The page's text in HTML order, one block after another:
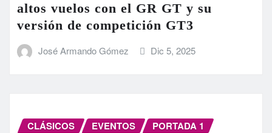
altos vuelos con el GR GT y su
versión de competición GT3
José Armando Gómez Dic 5, 2025
CLÁSICOS EVENTOS PORTADA 1